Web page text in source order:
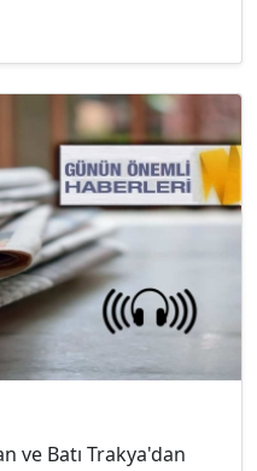
ve Batı Trakya'dan